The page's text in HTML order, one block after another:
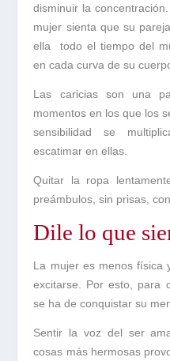
disminuir la
mujer sienta que su
ella
todo el tiempo del
en cada curva de su
Las cariciasson una
momentos en los que los
sensibilidad se
escatimar en ellas.
Quitar la ropa
preámbulos, sin prisas,
Dile lo que
La mujer es menos física
excitarse. Por esto, para
se ha de conquistar su
Sentir lavoz del ser
cosas más hermosas